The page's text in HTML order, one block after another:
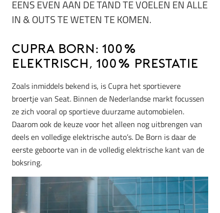
EENS EVEN AAN DE TAND TE VOELEN EN ALLE
IN & OUTS TE WETEN TE KOMEN.
Cupra Born: 100%
elektrisch, 100% prestatie
Zoals inmiddels bekend is, is Cupra het sportievere
broertje van Seat. Binnen de Nederlandse markt focussen
ze zich vooral op sportieve duurzame automobielen.
Daarom ook de keuze voor het alleen nog uitbrengen van
deels en volledige elektrische auto’s. De Born is daar de
eerste geboorte van in de volledig elektrische kant van de
boksring.